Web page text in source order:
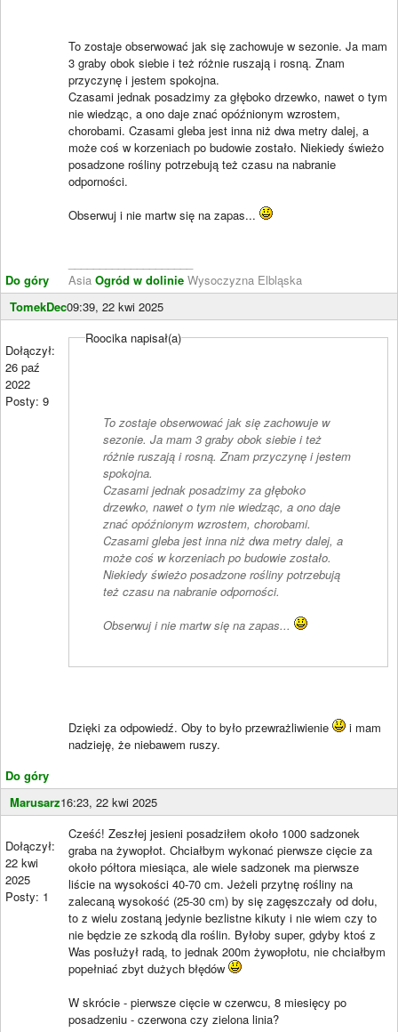
Do góry
To zostaje obserwować jak się zachowuje w sezonie. Ja mam
3 graby obok siebie i też różnie ruszają i rosną. Znam
przyczynę i jestem spokojna.
Czasami jednak posadzimy za głęboko drzewko, nawet o tym
nie wiedząc, a ono daje znać opóźnionym wzrostem,
chorobami. Czasami gleba jest inna niż dwa metry dalej, a
może coś w korzeniach po budowie zostało. Niekiedy świeżo
posadzone rośliny potrzebują też czasu na nabranie
odporności.
Obserwuj i nie martw się na zapas...
Asia Ogród w dolinie Wysoczyzna Elbląska
TomekDec09:39, 22 kwi 2025
Dołączył:
26 paź
2022
Posty: 9
Do góry
Roocika napisał(a)
To zostaje obserwować jak się zachowuje w
sezonie. Ja mam 3 graby obok siebie i też
różnie ruszają i rosną. Znam przyczynę i jestem
spokojna.
Czasami jednak posadzimy za głęboko
drzewko, nawet o tym nie wiedząc, a ono daje
znać opóźnionym wzrostem, chorobami.
Czasami gleba jest inna niż dwa metry dalej, a
może coś w korzeniach po budowie zostało.
Niekiedy świeżo posadzone rośliny potrzebują
też czasu na nabranie odporności.
Obserwuj i nie martw się na zapas...
Dzięki za odpowiedź. Oby to było przewrażliwienie
i mam
nadzieję, że niebawem ruszy.
Marusarz16:23, 22 kwi 2025
Dołączył:
22 kwi
2025
Posty: 1
Cześć! Zeszłej jesieni posadziłem około 1000 sadzonek
graba na żywopłot. Chciałbym wykonać pierwsze cięcie za
około półtora miesiąca, ale wiele sadzonek ma pierwsze
liście na wysokości 40-70 cm. Jeżeli przytnę rośliny na
zalecaną wysokość (25-30 cm) by się zagęszczały od dołu,
to z wielu zostaną jedynie bezlistne kikuty i nie wiem czy to
nie będzie ze szkodą dla roślin. Byłoby super, gdyby ktoś z
Was posłużył radą, to jednak 200m żywopłotu, nie chciałbym
popełniać zbyt dużych błędów
W skrócie - pierwsze cięcie w czerwcu, 8 miesięcy po
posadzeniu - czerwona czy zielona linia?